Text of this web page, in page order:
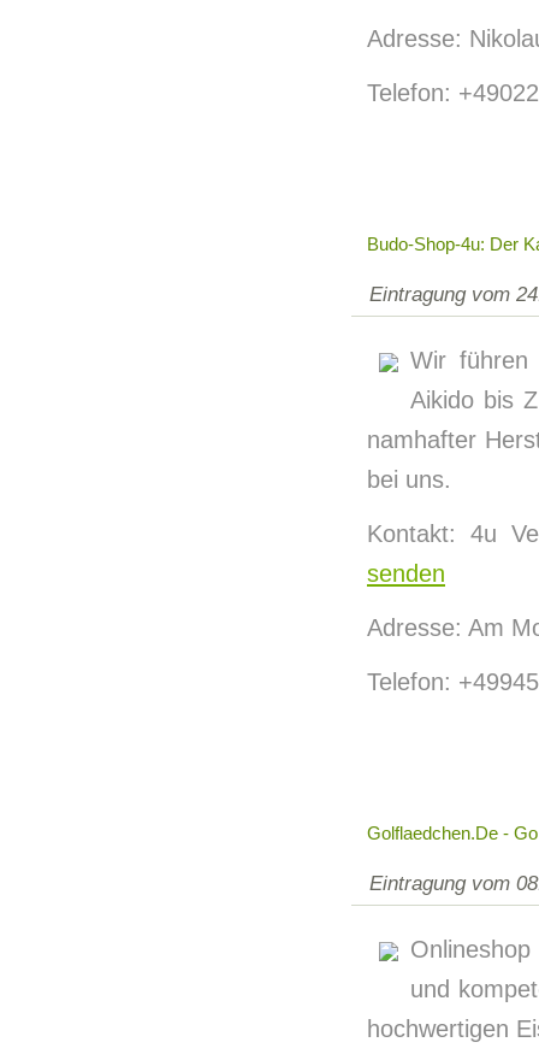
Adresse:
Telefon:
Budo-Shop-4u: Der
Eintragung vom
Wir führen
Aikido bis
namhafter
bei uns.
Kontakt: 4u
senden
Adresse: Am
Telefon:
Golflaedchen.de -
Eintragung vom
und
hochwertigen